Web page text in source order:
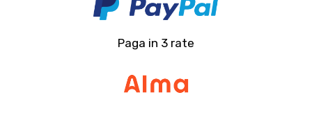
Paga in 3 rate